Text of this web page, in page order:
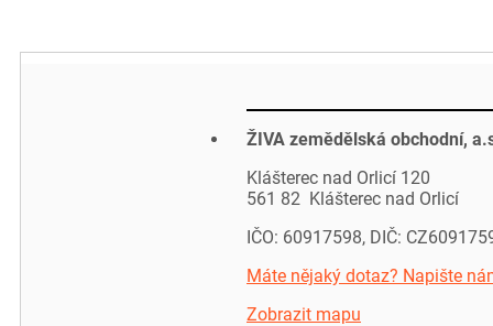
ŽIVA zemědělská obchodní,
Klášterec nad Orlicí 120
561 82 Klášterec nad Orlicí
IČO: 60917598, DIČ:
Máte nějaký dotaz? Napište
Zobrazit mapu